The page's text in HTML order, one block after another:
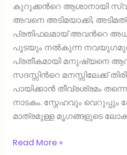
കുറുക്കന്‍റെ ആശാനായി
അവനെ അടിമയാക്കി,
പ്രതിഫലമായ് അവൻറെ
പൂടയും നല്‍കുന്ന
പ്രതീകമായി മനുഷ്യനെ
സദസ്സിന്‍റെ മനസ്സിലേക്ക്
പായിക്കാന്‍ തീവ്രശ്രമം
നാടകം. സ്നേഹവും
മാത്രമുള്ള മൃഗങ്ങളുടെ
Read More »